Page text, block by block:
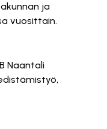
ja
vuosittain.
Naantali